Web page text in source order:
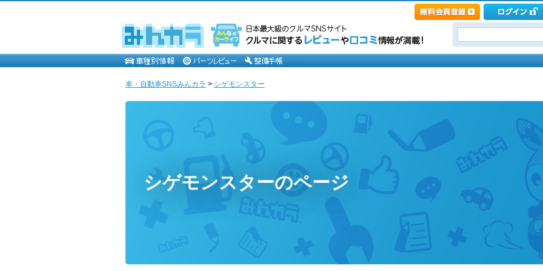
車・自動車SNSみんカラ > シゲモンスター
シゲモンスターのページ